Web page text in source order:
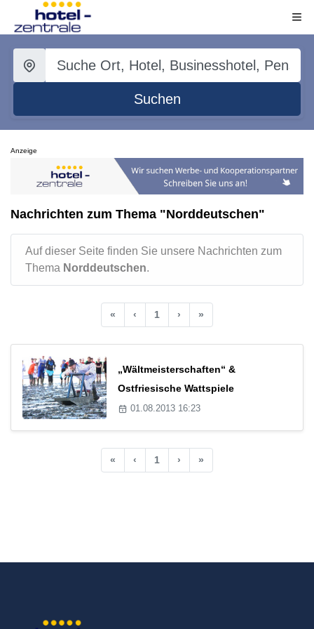
Suchen
Anzeige
Nachrichten zum Thema "Norddeutschen"
Auf dieser Seite finden Sie unsere Nachrichten zum
Thema Norddeutschen.
« ‹ 1 › »
„Wältmeisterschaften“ &
Ostfriesische Wattspiele
01.08.2013 16:23
« ‹ 1 › »